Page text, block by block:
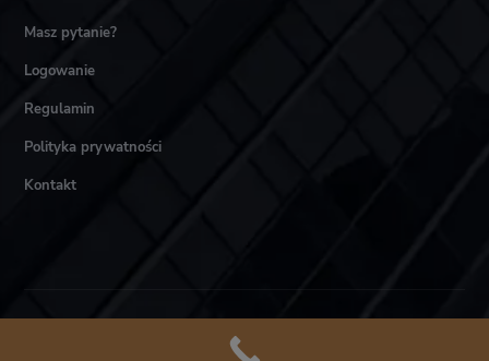
Masz pytanie?
Logowanie
Regulamin
Polityka prywatności
Kontakt
Akademia LTCA © Wszystkie prawa zastrzeżone.